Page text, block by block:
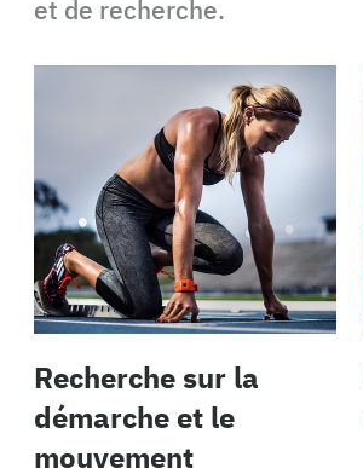
et de recherche.
Recherche sur la
démarche et le
mouvement